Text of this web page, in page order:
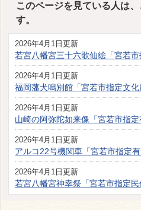
このページを見ている人は
す。
2026年4月1日更新
若宮八幡宮三十六歌仙絵「宮若市
2026年4月1日更新
福岡藩犬鳴別館「宮若市指定文化
2026年4月1日更新
山崎の阿弥陀如来像「宮若市指定
2026年4月1日更新
アルコ22号機関車「宮若市指定
2026年4月1日更新
若宮八幡宮神幸祭「宮若市指定民